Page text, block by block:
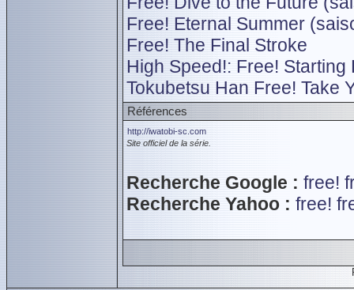
Free! Eternal Summer
Free! The Final Stroke
High Speed!: Free! Starting
Tokubetsu Han Free! Take
Références
http://iwatobi-sc.com
Site officiel de la série.
Recherche Google : free!
Recherche Yahoo : free!